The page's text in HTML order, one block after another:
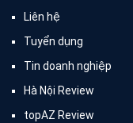
Liên hệ
Tuyển dụng
Tin doanh nghiệp
Hà Nội Review
topAZ Review